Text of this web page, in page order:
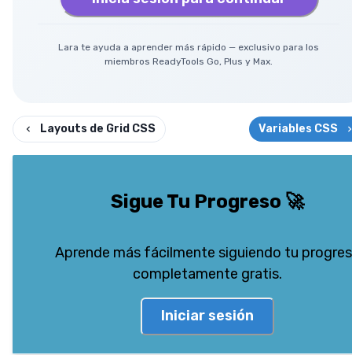
Lara te ayuda a aprender más rápido — exclusivo para los
miembros ReadyTools Go, Plus y Max.
Layouts de Grid CSS Variables CSS
Sigue Tu Progreso 🚀
Aprende más fácilmente siguiendo tu
completamente gratis.
Iniciar sesión